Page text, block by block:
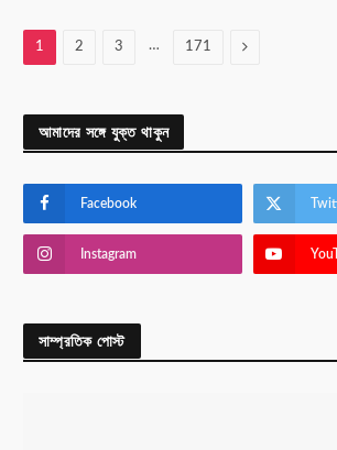
1 2 3 … 171 Next
আমাদের সঙ্গে যুক্ত থাকুন
Facebook
Instagram
সাম্প্রতিক পোস্ট